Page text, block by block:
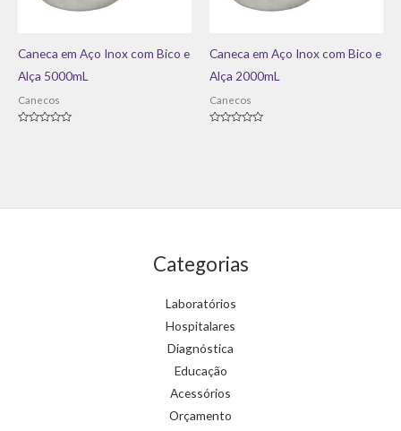
Caneca em Aço Inox com Bico e
Alça 5000mL
Canecos
Caneca em Aço Inox com Bico e
Alça 2000mL
Canecos
Categorias
Laboratórios
Hospitalares
Diagnóstica
Educação
Acessórios
Orçamento